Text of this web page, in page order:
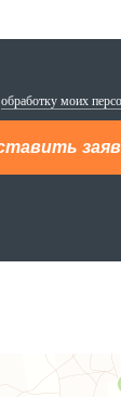
обработку моих